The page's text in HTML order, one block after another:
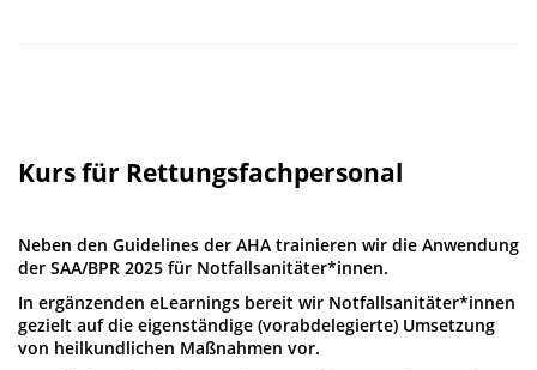
Kurs für Rettungsfachpersonal
Neben den Guidelines der AHA trainieren wir die Anwendung
der SAA/BPR 2025 für Notfallsanitäter*innen.
In ergänzenden eLearnings bereit wir Notfallsanitäter*innen
gezielt auf die eigenständige (vorabdelegierte) Umsetzung
von heilkundlichen Maßnahmen vor.